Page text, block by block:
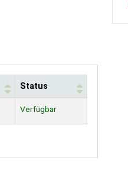
Status
Verfügbar